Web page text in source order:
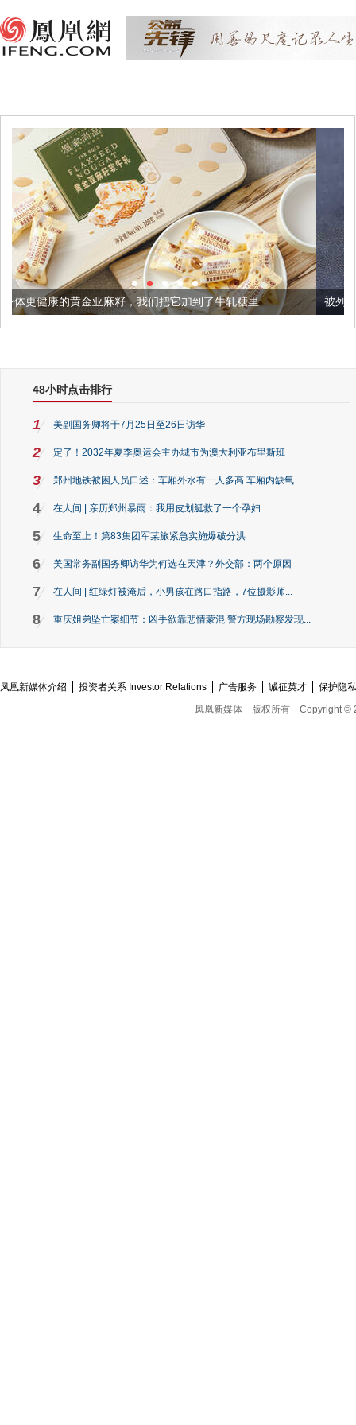
籽，我们把它加到了牛轧糖里 被列入佛家七宝的它到底有
48小时点击排行
1 美副国务卿将于7月25日至26日访华
2 定了！2032年夏季奥运会主办城市为澳大利亚布里斯班
3 郑州地铁被困人员口述：车厢外水有一人多高 车厢内缺氧
4 在人间 | 亲历郑州暴雨：我用皮划艇救了一个孕妇
5 生命至上！第83集团军某旅紧急实施爆破分洪
6 美国常务副国务卿访华为何选在天津？外交部：两个原因
7 在人间 | 红绿灯被淹后，小男孩在路口指路，7位摄影师...
8 重庆姐弟坠亡案细节：凶手欲靠悲情蒙混 警方现场勘察发现...
凤凰新媒体介绍 投资者关系 Investor Relations 广告服务 诚征英才
保护隐
凤凰新媒体
版权所有 Copyright ©